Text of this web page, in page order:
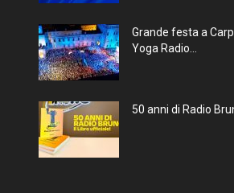
Grande festa a
Yoga Radio...
50 anni di Radio